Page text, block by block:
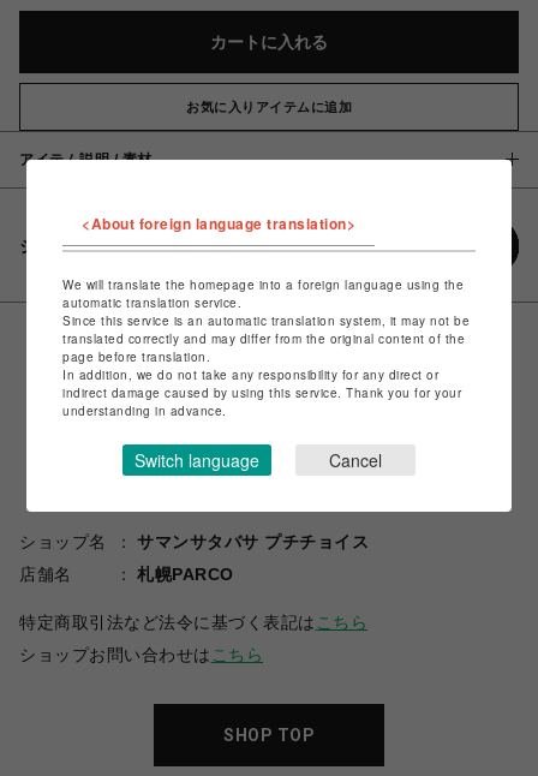
カートに入れる
お気に入りアイテムに追加
アイテム説明 / 素材
シェアする
ショップ名
サマンサタバサ プチチョイス
店舗名
札幌PARCO
特定商取引法など法令に基づく表記は こちら
ショップお問い合わせは こちら
SHOP TOP
<About foreign language translation>
We will translate the homepage into a foreign language using the
automatic translation service.
Since this service is an automatic translation system, it may not be
translated correctly and may differ from the original content of the
page before translation.
In addition, we do not take any responsibility for any direct or
indirect damage caused by using this service. Thank you for your
understanding in advance.
Switch language Cancel